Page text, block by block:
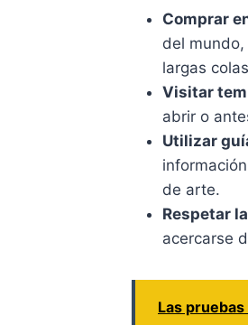
Comprar
del
largas
Visitar
abrir o
Utilizar
de arte.
Respetar
acercarse
Las